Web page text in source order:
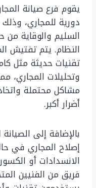
يقوم فرع صيانة
دورية للمجاري،
السليم والوقاية
النظام. يتم تفتيش
تقنيات حديثة مثل
وتحليلات
مشاكل محتملة
أضرار أكبر.
بالإضافة إلى
إصلاح المجاري في
الانسدادات أو
فريق من الفنيين